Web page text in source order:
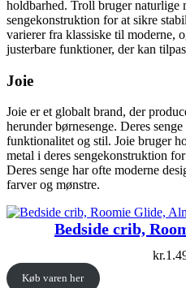
holdbarhed. Troll bruger naturlige
sengekonstruktion for at sikre
varierer fra klassiske til moderne,
justerbare funktioner, der kan
Joie
Joie er et globalt brand, der
herunder børnesenge. Deres
funktionalitet og stil. Joie bruger
metal i deres sengekonstruktion
Deres senge har ofte moderne
farver og mønstre.
Bedside crib,
kr.
Køb varen her